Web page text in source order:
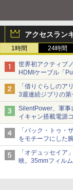
アクセスラン
1時間 24時間
世界初アクティブ
HDMIケーブル「
から
「借りぐらしのア
3週連続ジブリの第
SilentPower、軍事
イキャン搭載電源
iPurifier2」
「バック・トゥ・
をモチーフにした
「オデュッセイア
映。35mmフィル